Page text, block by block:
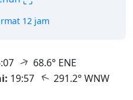
12 jam
↑ 68.6° ENE
19:57 ↑ 291.2° WNW